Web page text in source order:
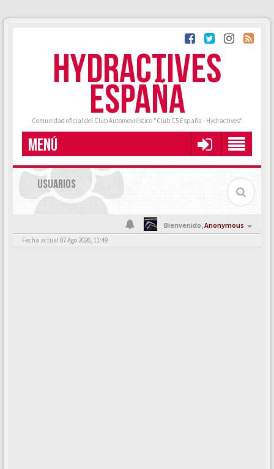
HYDRACTIVES
ESPAÑA
Comunidad oficial del Club Automovilístico "Club C5 España - Hydractives"
MENÚ
USUARIOS
Bienvenido,Anonymous
Fecha actual 07 Ago 2026, 11:49